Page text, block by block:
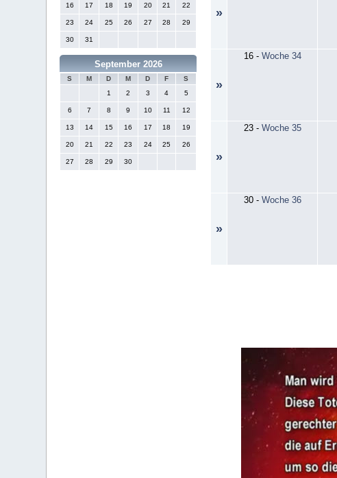
16 17 18 19 20 21 22
23 24 25 26 27 28 29
30 31
September 2026
S M D M D F
S
1
2 3 4 5
6 7 8 9 10 11 12
13 14 15 16 17 18 19
20 21 22 23 24 25 26
27 28 29 30
»
»
16- Woche 34
»
23- Woche 35
»
30- Woche 36